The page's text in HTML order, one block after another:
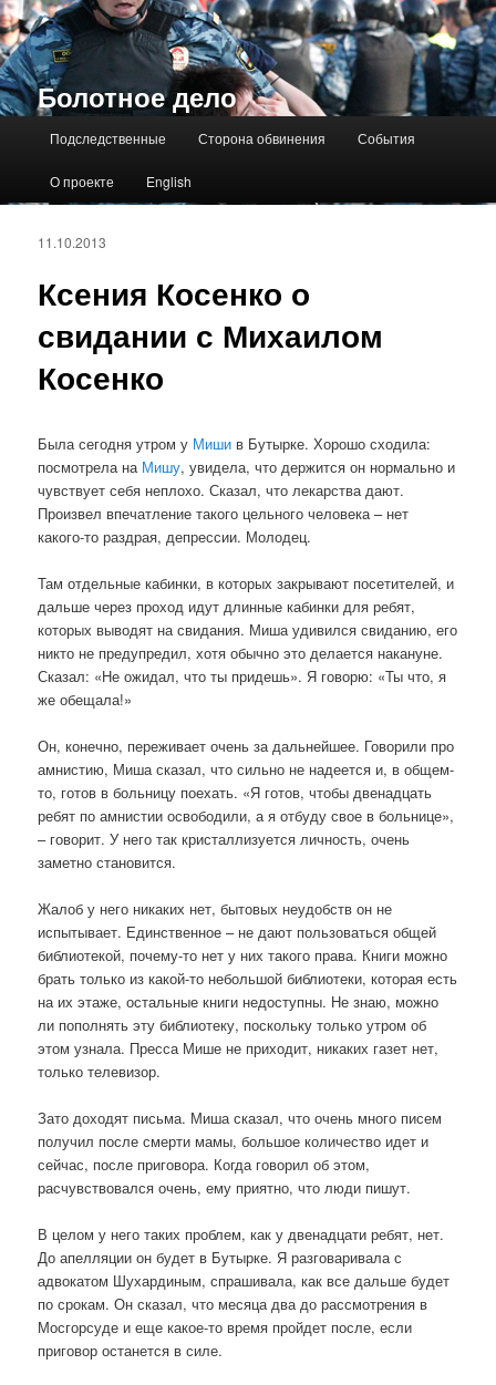
Болотное дело
Подследственные Сторона обвинения События
О проекте English
Ксения Косенко о
свидании с Михаилом
Косенко
11.10.2013
Была сегодня утром у Миши в Бутырке. Хорошо сходила:
посмотрела на Мишу, увидела, что держится он нормально и
чувствует себя неплохо. Сказал, что лекарства дают.
Произвел впечатление такого цельного человека – нет
какого-то раздрая, депрессии. Молодец.
Там отдельные кабинки, в которых закрывают посетителей, и
дальше через проход идут длинные кабинки для ребят,
которых выводят на свидания. Миша удивился свиданию, его
никто не предупредил, хотя обычно это делается накануне.
Сказал: «Не ожидал, что ты придешь». Я говорю: «Ты что, я
же обещала!»
Он, конечно, переживает очень за дальнейшее. Говорили про
амнистию, Миша сказал, что сильно не надеется и, в общем-
то, готов в больницу поехать. «Я готов, чтобы двенадцать
ребят по амнистии освободили, а я отбуду свое в больнице»,
– говорит. У него так кристаллизуется личность, очень
заметно становится.
Жалоб у него никаких нет, бытовых неудобств он не
испытывает. Единственное – не дают пользоваться общей
библиотекой, почему-то нет у них такого права. Книги можно
брать только из какой-то небольшой библиотеки, которая есть
на их этаже, остальные книги недоступны. Не знаю, можно
ли пополнять эту библиотеку, поскольку только утром об
этом узнала. Пресса Мише не приходит, никаких газет нет,
только телевизор.
Зато доходят письма. Миша сказал, что очень много писем
получил после смерти мамы, большое количество идет и
сейчас, после приговора. Когда говорил об этом,
расчувствовался очень, ему приятно, что люди пишут.
В целом у него таких проблем, как у двенадцати ребят, нет.
До апелляции он будет в Бутырке. Я разговаривала с
адвокатом Шухардиным, спрашивала, как все дальше будет
по срокам. Он сказал, что месяца два до рассмотрения в
Мосгорсуде и еще какое-то время пройдет после, если
приговор останется в силе.